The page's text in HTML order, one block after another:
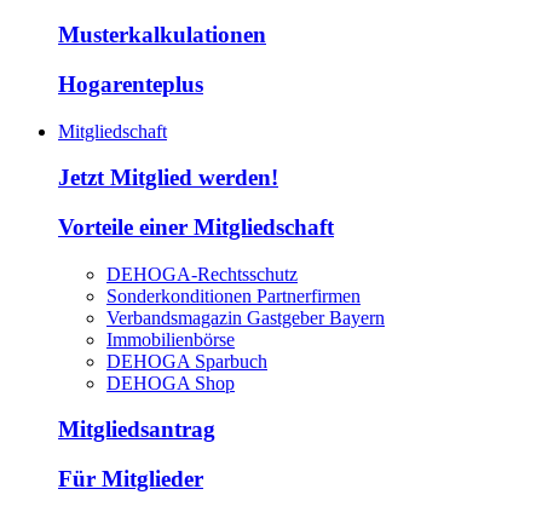
Musterkalkulationen
Hogarenteplus
Mitgliedschaft
Jetzt Mitglied werden!
Vorteile einer Mitgliedschaft
DEHOGA-Rechtsschutz
Sonderkonditionen Partnerfirmen
Verbandsmagazin Gastgeber Bayern
Immobilienbörse
DEHOGA Sparbuch
DEHOGA Shop
Mitgliedsantrag
Für Mitglieder